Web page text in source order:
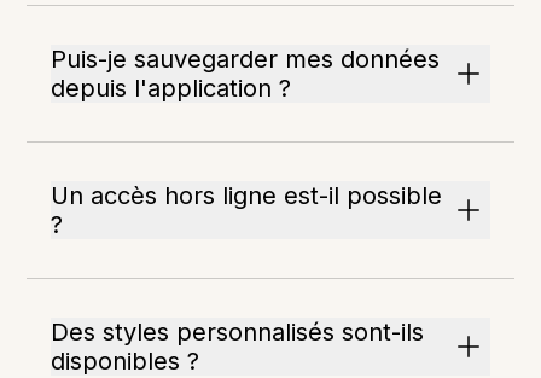
Puis-je sauvegarder mes données
depuis l'application ?
Un accès hors ligne est-il possible
?
Des styles personnalisés sont-ils
disponibles ?